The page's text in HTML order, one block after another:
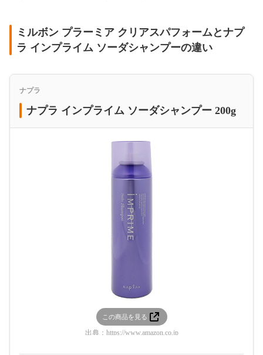
ミルボン プラーミア クリアスパフォームとナプ
ラ インプライム ソーダシャンプーの違い
ナプラ
ナプラ インプライム ソーダシャンプー 200g
この商品を見る
出典： https://www.amazon.co.jp